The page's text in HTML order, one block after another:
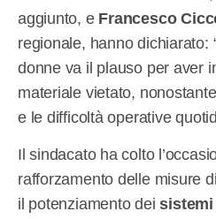
aggiunto, e Francesco
regionale, hanno dichiarato:
donne va il plauso per aver
materiale vietato,
e le difficoltà operative
Il sindacato ha colto
rafforzamento delle misure
il potenziamento dei